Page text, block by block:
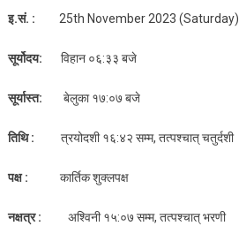
इ.सं. : 25th November 2023 (Saturday)
सूर्योदय: विहान ०६:३३ बजे
सूर्यास्त: बेलुका १७:०७ बजे
तिथि : त्रयोदशी १६:४२ सम्म, तत्पश्चात् चतुर्दशी
पक्ष : कार्तिक शुक्लपक्ष
नक्षत्र : अश्विनी १५:०७ सम्म, तत्पश्चात् भरणी